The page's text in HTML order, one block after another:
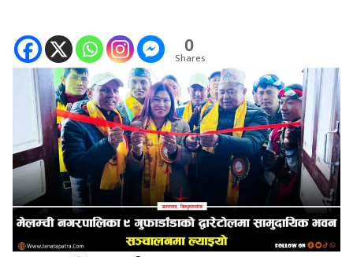
0
Shares